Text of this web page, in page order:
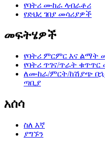
የባትሪ ሙከራ ላብራቶሪ
የድህረ ገበያ መሳሪያዎች
መፍትሄዎች
የባትሪ ምርምር እና ልማት
የባትሪ ጥገና/ጥራት ቁጥጥር
ለሙከራ/ምርት/ከሽያጭ
ጣቢያ
አሰሳ
ስለ እኛ
ያግኙን